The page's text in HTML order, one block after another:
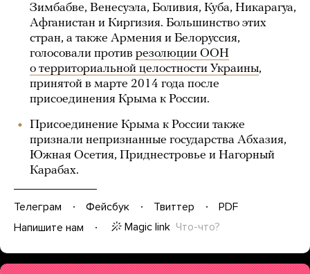
Зимбабве, Венесуэла, Боливия, Куба, Никарагуа,
Афганистан и Киргизия. Большинство этих
стран, а также Армения и Белоруссия,
голосовали против резолюции ООН
о территориальной целостности Украины,
принятой в марте 2014 года после
присоединения Крыма к России.
Присоединение Крыма к России также
признали непризнанные государства Абхазия,
Южная Осетия, Приднестровье и Нагорный
Карабах.
Телеграм Фейсбук Твиттер
PDF
Напишите нам
Magic link Что-что?